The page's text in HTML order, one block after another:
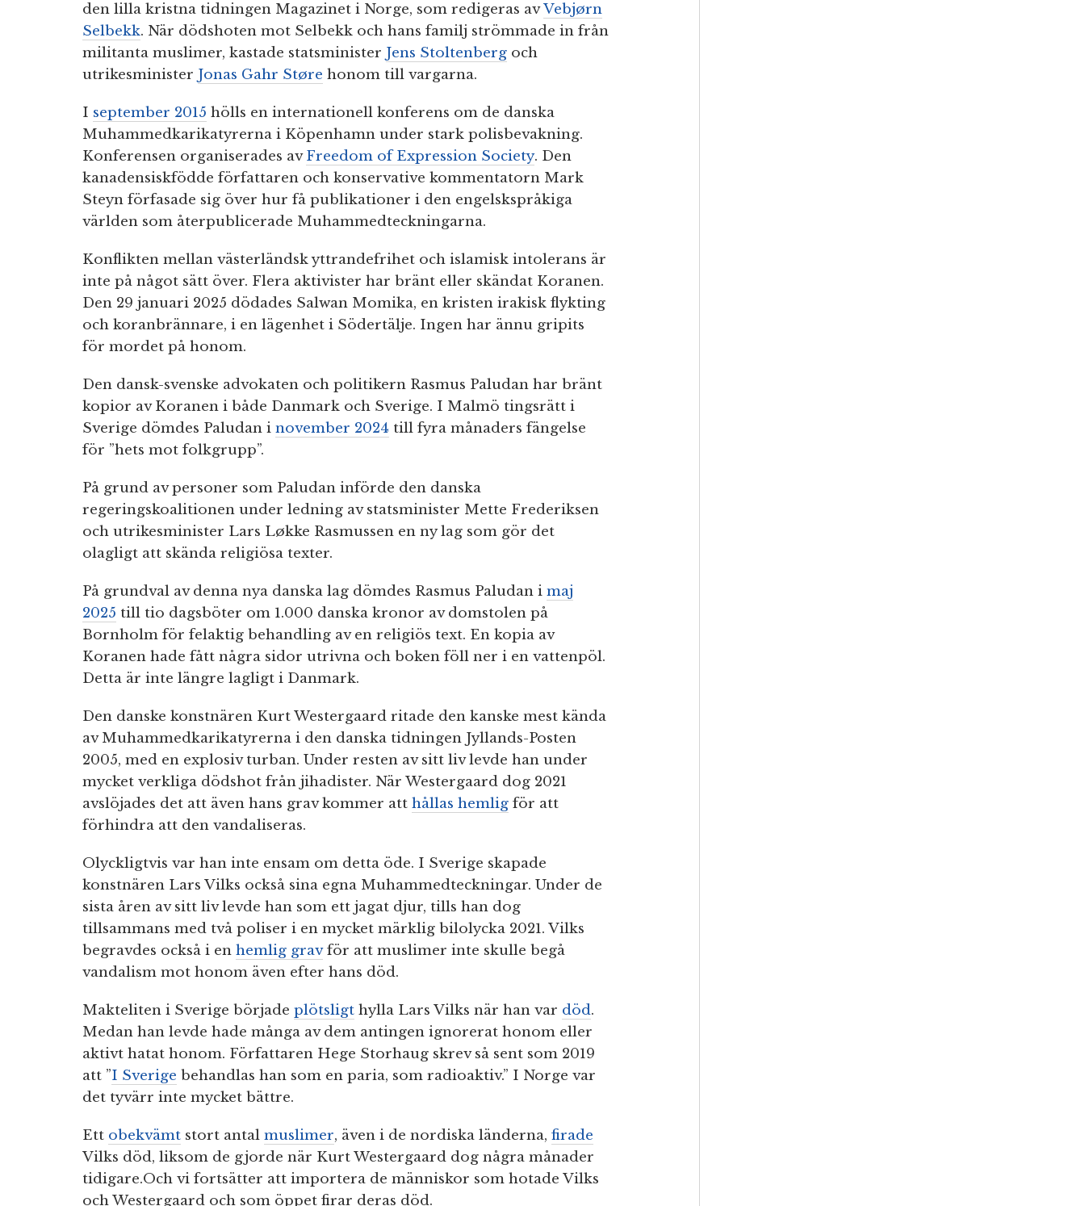
den lilla kristna tidningen Magazinet i Norge, som redigeras avVebjørn
Selbekk. När dödshoten mot Selbekk och hans familj strömmade in från
militanta muslimer, kastade statsminister Jens Stoltenberg och
utrikesminister Jonas Gahr Støre honom till vargarna.
I september 2015 hölls en internationell konferens om de danska
Muhammedkarikatyrerna i Köpenhamn under stark polisbevakning.
Konferensen organiserades avFreedom of Expression Society. Den
kanadensiskfödde författaren och konservative kommentatorn Mark
Steyn förfasade sig över hur få publikationer i den engelskspråkiga
världen som återpublicerade Muhammedteckningarna.
Konflikten mellan västerländsk yttrandefrihet och islamisk intolerans är
inte på något sätt över. Flera aktivister har bränt eller skändat Koranen.
Den 29 januari 2025 dödades Salwan Momika, en kristen irakisk flykting
och koranbrännare, i en lägenhet i Södertälje. Ingen har ännu gripits
för mordet på honom.
Den dansk-svenske advokaten och politikern Rasmus Paludan har bränt
kopior av Koranen i både Danmark och Sverige. I Malmö tingsrätt i
Sverige dömdes Paludan i november 2024 till fyra månaders fängelse
för ”hets mot folkgrupp”.
På grund av personer som Paludan införde den danska
regeringskoalitionen under ledning av statsminister Mette Frederiksen
och utrikesminister Lars Løkke Rasmussen en ny lag som gör det
olagligt att skända religiösa texter.
På grundval av denna nya danska lag dömdes Rasmus Paludan i maj
2025 till tio dagsböter om 1.000 danska kronor av domstolen på
Bornholm för felaktig behandling av en religiös text. En kopia av
Koranen hade fått några sidor utrivna och boken föll ner i en vattenpöl.
Detta är inte längre lagligt i Danmark.
Den danske konstnären Kurt Westergaard ritade den kanske mest kända
av Muhammedkarikatyrerna i den danska tidningen Jyllands-Posten
2005, med en explosiv turban. Under resten av sitt liv levde han under
mycket verkliga dödshot från jihadister. När Westergaard dog 2021
avslöjades det att även hans grav kommer att hållas hemlig för att
förhindra att den vandaliseras.
Olyckligtvis var han inte ensam om detta öde. I Sverige skapade
konstnären Lars Vilks också sina egna Muhammedteckningar. Under de
sista åren av sitt liv levde han som ett jagat djur, tills han dog
tillsammans med två poliser i en mycket märklig bilolycka 2021. Vilks
begravdes också i en hemlig gravför att muslimer inte skulle begå
vandalism mot honom även efter hans död.
Makteliten i Sverige började plötsligt hylla Lars Vilks när han var död.
Medan han levde hade många av dem antingen ignorerat honom eller
aktivt hatat honom. Författaren Hege Storhaug skrev så sent som 2019
att ”I Sverige behandlas han som en paria, som radioaktiv.” I Norge var
det tyvärr inte mycket bättre.
Ett obekvämt stort antal muslimer, även i de nordiska länderna, firade
Vilks död, liksom de gjorde när Kurt Westergaard dog några månader
tidigare.Och vi fortsätter att importera de människor som hotade Vilks
och Westergaard och som öppet firar deras död.